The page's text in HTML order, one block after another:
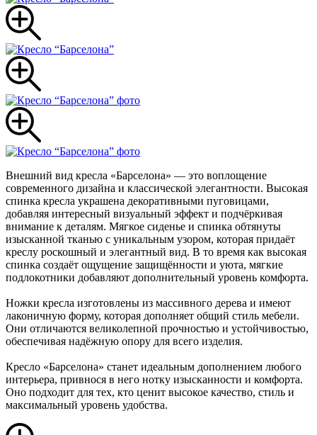
Внешний вид кресла «Барселона» — это воплощение
современного дизайна и классической элегантности. Высокая
спинка кресла украшена декоративными пуговицами,
добавляя интересный визуальный эффект и подчёркивая
внимание к деталям. Мягкое сиденье и спинка обтянуты
изысканной тканью с уникальным узором, которая придаёт
креслу роскошный и элегантный вид. В то время как высокая
спинка создаёт ощущение защищённости и уюта, мягкие
подлокотники добавляют дополнительный уровень комфорта.
Ножки кресла изготовлены из массивного дерева и имеют
лаконичную форму, которая дополняет общий стиль мебели.
Они отличаются великолепной прочностью и устойчивостью,
обеспечивая надёжную опору для всего изделия.
Кресло «Барселона» станет идеальным дополнением любого
интерьера, привнося в него нотку изысканности и комфорта.
Оно подходит для тех, кто ценит высокое качество, стиль и
максимальный уровень удобства.